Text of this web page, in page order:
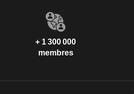
+ 1 300 000
membres